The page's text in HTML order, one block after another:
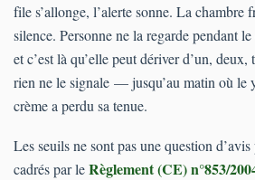
file s’allonge, l’alerte sonne. La chambre
silence. Personne ne la regarde pendant
et c’est là qu’elle peut dériver d’un, deux,
rien ne le signale — jusqu’au matin où le
crème a perdu sa tenue.
Les seuils ne sont pas une question
cadrés par leRèglement (CE) n°853/